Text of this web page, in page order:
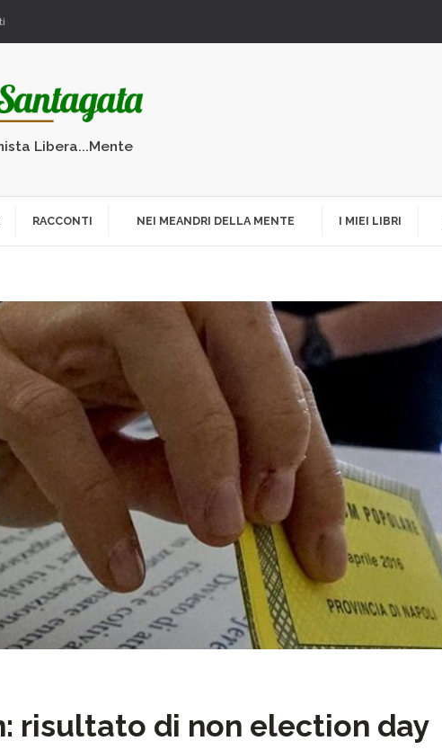
Libera...Mente
RACCONTI NEI MEANDRI DELLA MENTE I MIEI LIBRI
risultato di non election day